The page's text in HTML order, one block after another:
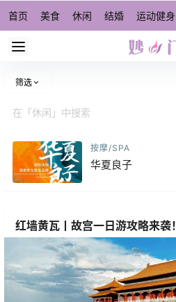
首页 美食 休闲 结婚 运动健身
筛选
按摩/SPA
华夏良子
红墙黄瓦丨故宫一日游攻略来袭！